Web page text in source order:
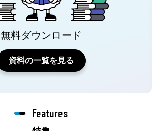
無料ダウンロード
資料の一覧を見る
Features